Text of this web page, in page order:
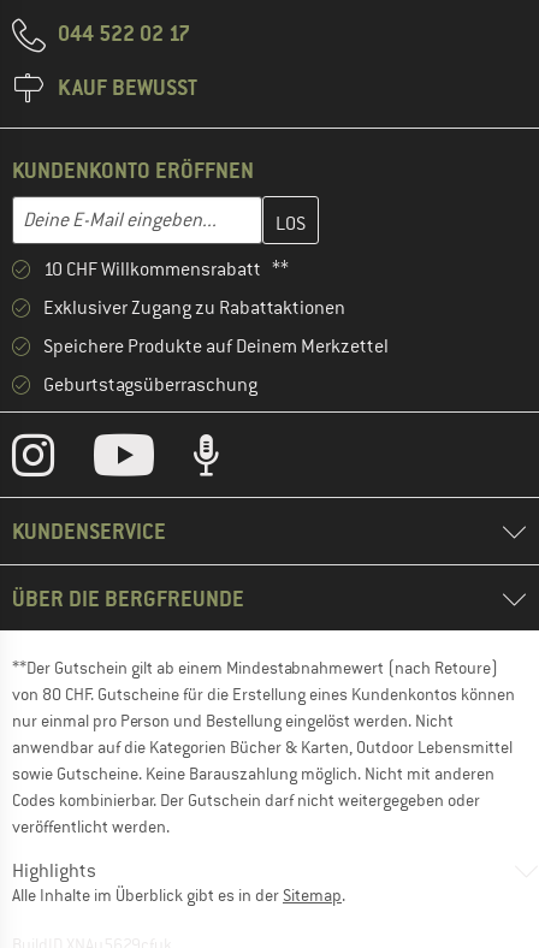
044 522 02 17
KAUF BEWUSST
KUNDENKONTO ERÖFFNEN
E-Mail-Adresse
Gib hier deine E-Mail-Adresse ein und erstelle im nächsten
10 CHF Willkommensrabatt **
Exklusiver Zugang zu Rabattaktionen
Speichere Produkte auf Deinem Merkzettel
Geburtstagsüberraschung
KUNDENSERVICE
ÜBER DIE BERGFREUNDE
**Der Gutschein gilt ab einem Mindestabnahmewert (nach Retoure)
von 80 CHF. Gutscheine für die Erstellung eines Kundenkontos können
nur einmal pro Person und Bestellung eingelöst werden. Nicht
anwendbar auf die Kategorien Bücher & Karten, Outdoor Lebensmittel
sowie Gutscheine. Keine Barauszahlung möglich. Nicht mit anderen
Codes kombinierbar. Der Gutschein darf nicht weitergegeben oder
veröffentlicht werden.
Highlights
Alle Inhalte im Überblick gibt es in der Sitemap.